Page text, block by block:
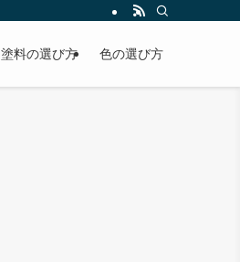
塗料の選び方 色の選び方